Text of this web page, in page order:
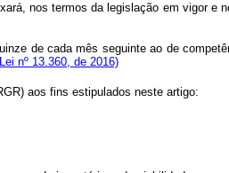
nos termos da legislação em vigor e
de cada mês seguinte ao de
nº 13.360, de 2016)
(RGR) aos fins estipulados neste artigo: